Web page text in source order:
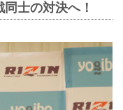
士の対決へ！